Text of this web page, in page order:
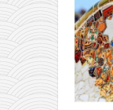
87€
туда-
обратно